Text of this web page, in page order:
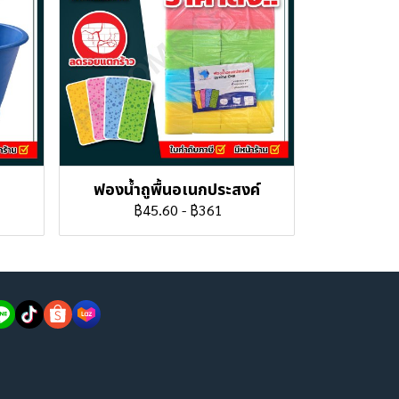
ฟองน้ำถูพื้นอเนกประสงค์
฿45.60 - ฿361